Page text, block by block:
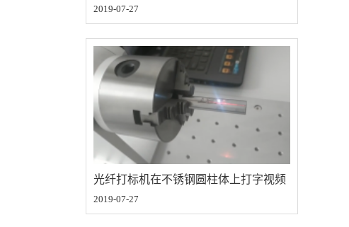
2019-07-27
光纤打标机在不锈钢圆柱体上打字视频
2019-07-27